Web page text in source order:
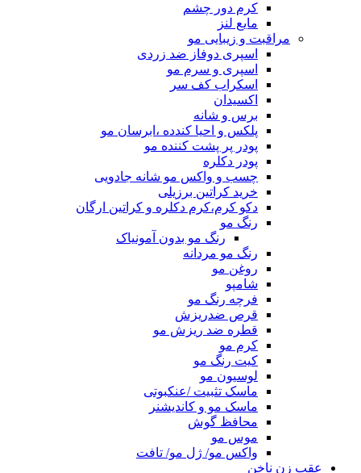
کرم دور چشم
مایع لنز
مراقبت و زیبایی مو
اسپری دوفاز ضد زردی
اسپری و سرم مو
اسکراب کف سر
اکسیدان
برس و شانه
پلکس و احیا کندده ،ابرسان مو
پودر پر پشت کننده مو
پودر دکلره
چسب و واکس مو شانه جادویی
خرید کراتین برزیلی
دکو کرم،کرم دکلره و کراتین ارگان
رنگ مو
رنگ مو بدون آمونیاک
رنگ مو مردانه
روغن مو
شامپو
فرچه رنگ مو
قرص ضدریزش
قطره ضد ریزش مو
کرم مو
کیت رنگ مو
لوسیون مو
ماسک تثبیت /عنکبوتی
ماسک مو و کاندیشنر
محافظ گوش
موس مو
واکس مو/ ژل مو/ تافت
عقب زن ناخن